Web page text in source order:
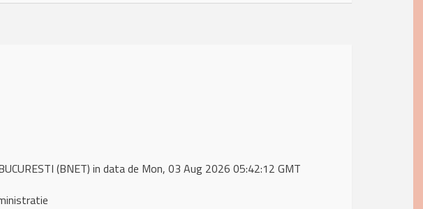
(BNET) in data de Mon, 03 Aug 2026 05:42:12 GMT